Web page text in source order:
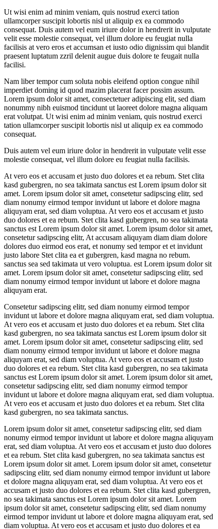
Ut wisi enim ad minim veniam, quis nostrud exerci tation
ullamcorper suscipit lobortis nisl ut aliquip ex ea commodo
consequat. Duis autem vel eum iriure dolor in hendrerit in vulputate
velit esse molestie consequat, vel illum dolore eu feugiat nulla
facilisis at vero eros et accumsan et iusto odio dignissim qui blandit
praesent luptatum zzril delenit augue duis dolore te feugait nulla
facilisi.
Nam liber tempor cum soluta nobis eleifend option congue nihil
imperdiet doming id quod mazim placerat facer possim assum.
Lorem ipsum dolor sit amet, consectetuer adipiscing elit, sed diam
nonummy nibh euismod tincidunt ut laoreet dolore magna aliquam
erat volutpat. Ut wisi enim ad minim veniam, quis nostrud exerci
tation ullamcorper suscipit lobortis nisl ut aliquip ex ea commodo
consequat.
Duis autem vel eum iriure dolor in hendrerit in vulputate velit esse
molestie consequat, vel illum dolore eu feugiat nulla facilisis.
At vero eos et accusam et justo duo dolores et ea rebum. Stet clita
kasd gubergren, no sea takimata sanctus est Lorem ipsum dolor sit
amet. Lorem ipsum dolor sit amet, consetetur sadipscing elitr, sed
diam nonumy eirmod tempor invidunt ut labore et dolore magna
aliquyam erat, sed diam voluptua. At vero eos et accusam et justo
duo dolores et ea rebum. Stet clita kasd gubergren, no sea takimata
sanctus est Lorem ipsum dolor sit amet. Lorem ipsum dolor sit amet,
consetetur sadipscing elitr, At accusam aliquyam diam diam dolore
dolores duo eirmod eos erat, et nonumy sed tempor et et invidunt
justo labore Stet clita ea et gubergren, kasd magna no rebum.
sanctus sea sed takimata ut vero voluptua. est Lorem ipsum dolor sit
amet. Lorem ipsum dolor sit amet, consetetur sadipscing elitr, sed
diam nonumy eirmod tempor invidunt ut labore et dolore magna
aliquyam erat.
Consetetur sadipscing elitr, sed diam nonumy eirmod tempor
invidunt ut labore et dolore magna aliquyam erat, sed diam voluptua.
At vero eos et accusam et justo duo dolores et ea rebum. Stet clita
kasd gubergren, no sea takimata sanctus est Lorem ipsum dolor sit
amet. Lorem ipsum dolor sit amet, consetetur sadipscing elitr, sed
diam nonumy eirmod tempor invidunt ut labore et dolore magna
aliquyam erat, sed diam voluptua. At vero eos et accusam et justo
duo dolores et ea rebum. Stet clita kasd gubergren, no sea takimata
sanctus est Lorem ipsum dolor sit amet. Lorem ipsum dolor sit amet,
consetetur sadipscing elitr, sed diam nonumy eirmod tempor
invidunt ut labore et dolore magna aliquyam erat, sed diam voluptua.
At vero eos et accusam et justo duo dolores et ea rebum. Stet clita
kasd gubergren, no sea takimata sanctus.
Lorem ipsum dolor sit amet, consetetur sadipscing elitr, sed diam
nonumy eirmod tempor invidunt ut labore et dolore magna aliquyam
erat, sed diam voluptua. At vero eos et accusam et justo duo dolores
et ea rebum. Stet clita kasd gubergren, no sea takimata sanctus est
Lorem ipsum dolor sit amet. Lorem ipsum dolor sit amet, consetetur
sadipscing elitr, sed diam nonumy eirmod tempor invidunt ut labore
et dolore magna aliquyam erat, sed diam voluptua. At vero eos et
accusam et justo duo dolores et ea rebum. Stet clita kasd gubergren,
no sea takimata sanctus est Lorem ipsum dolor sit amet. Lorem
ipsum dolor sit amet, consetetur sadipscing elitr, sed diam nonumy
eirmod tempor invidunt ut labore et dolore magna aliquyam erat, sed
diam voluptua. At vero eos et accusam et justo duo dolores et ea